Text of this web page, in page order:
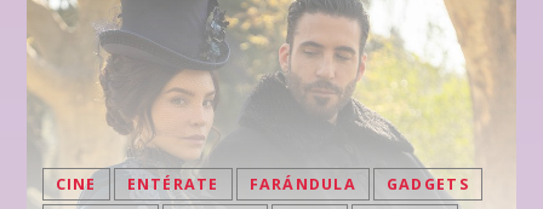
CINE ENTÉRATE FARÁNDULA
GADGETS